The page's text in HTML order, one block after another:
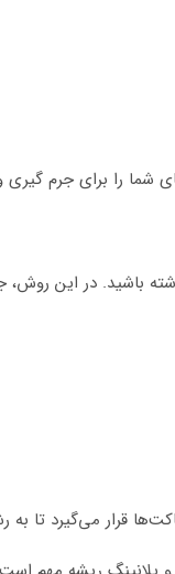
شما را برای جرم
باشید. در این
قرار می‌گیرد تا